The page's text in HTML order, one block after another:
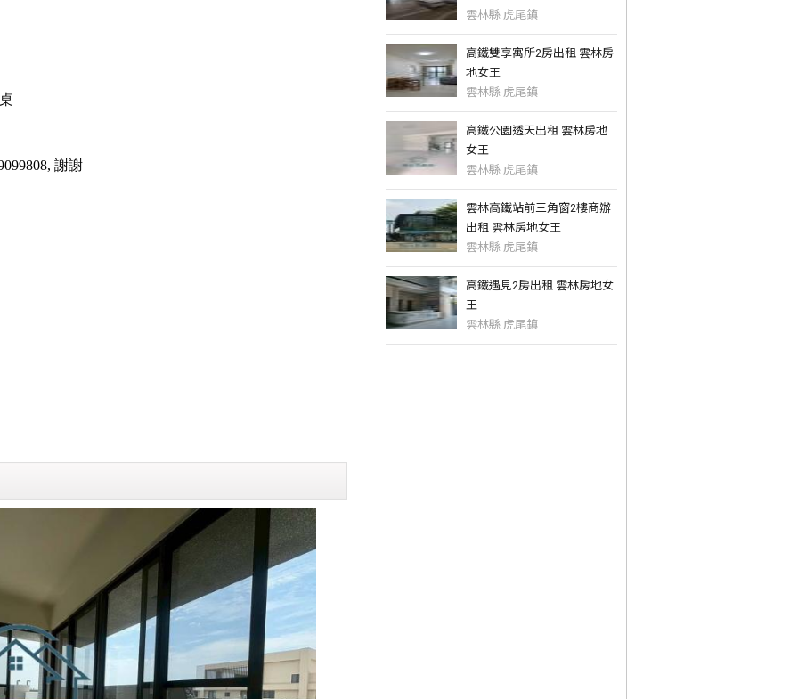
雲林縣 虎尾鎮
高鐵雙享寓所2房出租 雲林房
地女王
雲林縣 虎尾鎮
高鐵公園透天出租 雲林房地
女王
雲林縣 虎尾鎮
雲林高鐵站前三角窗2樓商辦
出租 雲林房地女王
雲林縣 虎尾鎮
高鐵遇見2房出租 雲林房地女
王
雲林縣 虎尾鎮